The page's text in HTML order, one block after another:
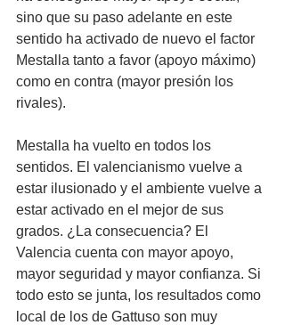
sino que su paso adelante en este
sentido ha activado de nuevo el factor
Mestalla tanto a favor (apoyo máximo)
como en contra (mayor presión los
rivales).
Mestalla ha vuelto en todos los
sentidos. El valencianismo vuelve a
estar ilusionado y el ambiente vuelve a
estar activado en el mejor de sus
grados. ¿La consecuencia? El
Valencia cuenta con mayor apoyo,
mayor seguridad y mayor confianza. Si
todo esto se junta, los resultados como
local de los de Gattuso son muy